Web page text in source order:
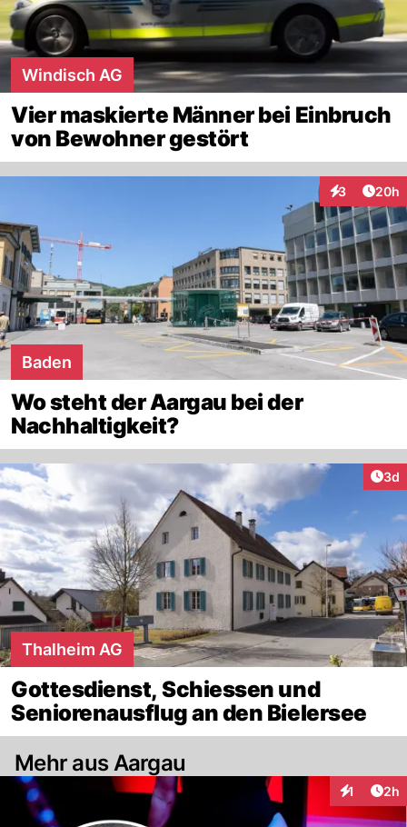
Windisch AG
Vier maskierte Männer bei Einbruch
von Bewohner gestört
3
Interaktionen
20h
Baden
Wo steht der Aargau bei der
Nachhaltigkeit?
3d
Thalheim AG
Gottesdienst, Schiessen und
Seniorenausflug an den Bielersee
Mehr aus Aargau
1 2h